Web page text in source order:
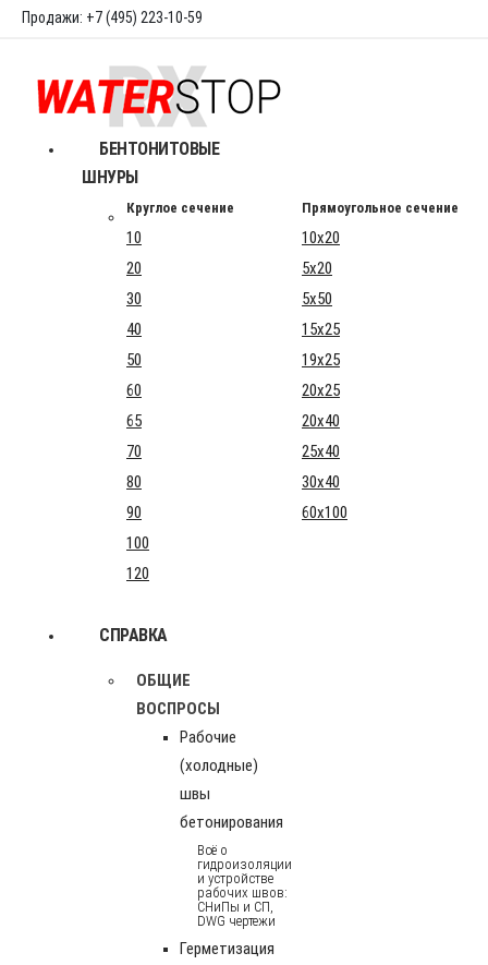
Продажи: +7 (495) 223-10-59
БЕНТОНИТОВЫЕ
ШНУРЫ
Круглое сечение Прямоугольное сечение
10
10x20
20
5x20
30
5x50
40
15x25
50
19x25
60
20x25
65
20x40
70
25x40
80
30x40
90
60x100
100
120
СПРАВКА
ОБЩИЕ
ВОСПРОСЫ
Рабочие
(холодные)
швы
бетонирования
Всё о
гидроизоляции
и устройстве
рабочих швов:
СНиПы и СП,
DWG чертежи
Герметизация